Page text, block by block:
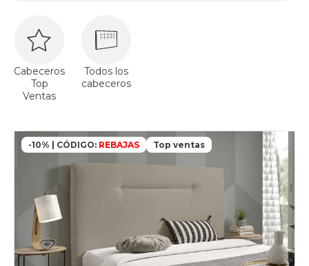
Cabeceros
Top
Ventas
Todos los
cabeceros
-10% | CÓDIGO: REBAJAS Top ventas